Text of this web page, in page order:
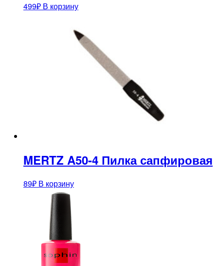
499₽ В корзину
MERTZ A50-4 Пилка сапфировая
89₽ В корзину